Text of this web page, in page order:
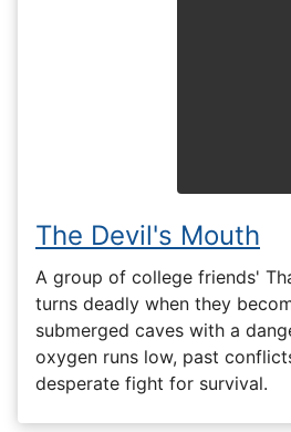
The Devil's Mouth
A group of college friends'
turns deadly when they
submerged caves with a
oxygen runs low, past
desperate fight for survival.